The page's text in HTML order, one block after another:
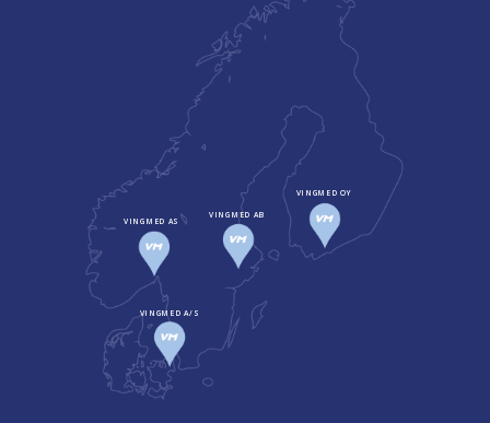
VINGMED A/S
VINGMED AS
VINGMED AB
VINGMED OY